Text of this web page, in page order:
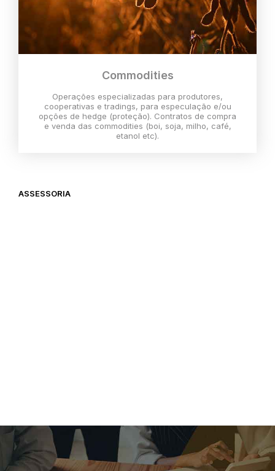
Commodities
Operações especializadas para produtores,
cooperativas e tradings, para especulação e/ou
opções de hedge (proteção). Contratos de compra
e venda das commodities (boi, soja, milho, café,
etanol etc).
ASSESSORIA